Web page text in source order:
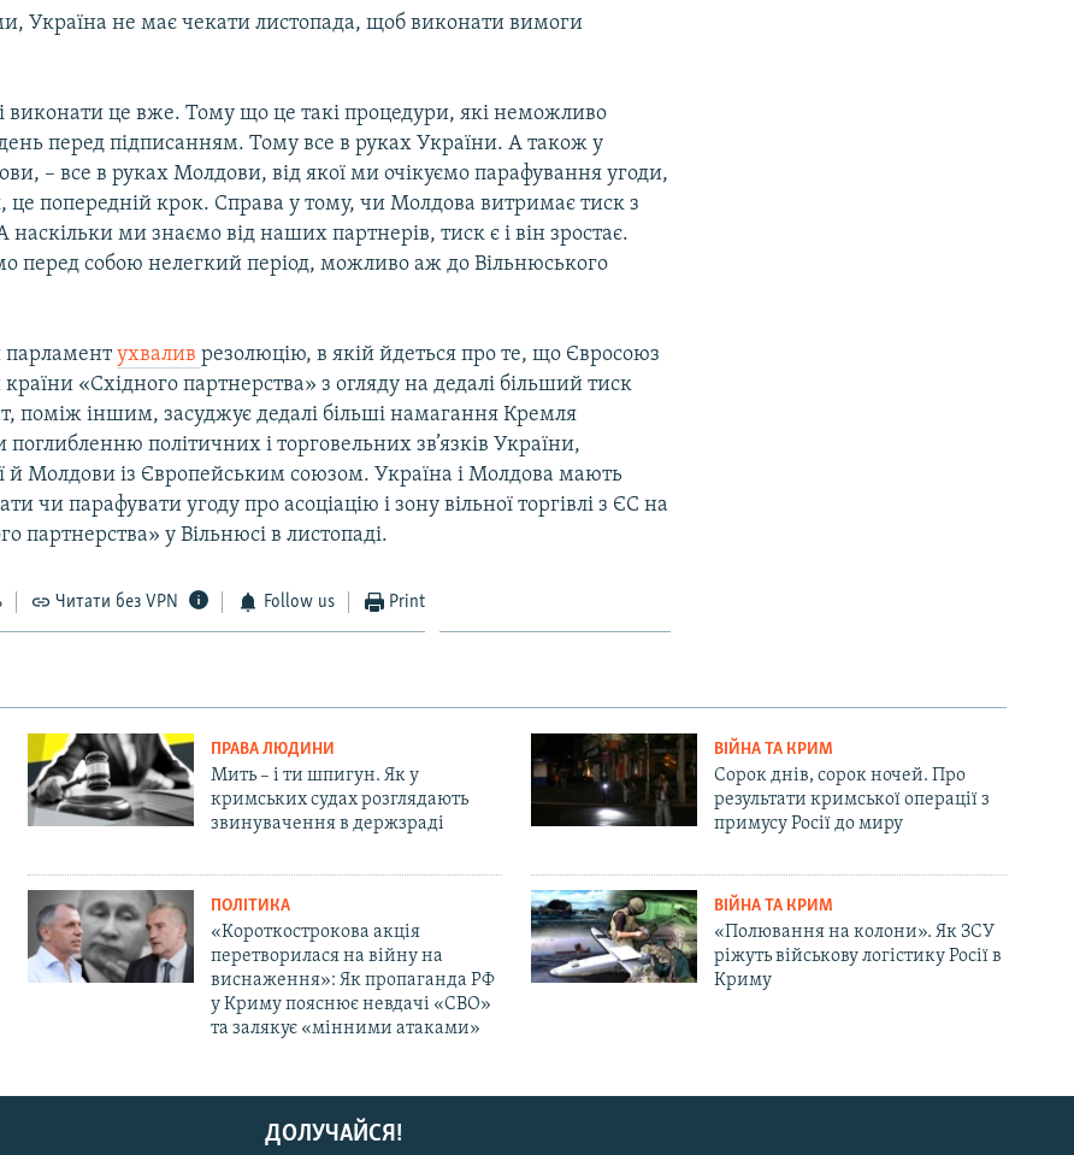
Україна не має чекати листопада, щоб виконати вимоги
виконати це вже. Тому що це такі процедури, які неможливо
перед підписанням. Тому все в руках України. А також у
– все в руках Молдови, від якої ми очікуємо парафування угоди,
це попередній крок. Справа у тому, чи Молдова витримає тиск з
ми знаємо від наших партнерів, тиск є і він зростає.
перед собою нелегкий період, можливо аж до Вільнюського
парламентухваливрезолюцію, в якій йдеться про те, що Євросоюз
«Східного партнерства» з огляду на дедалі більший тиск
поміж іншим, засуджує дедалі більші намагання Кремля
політичних і торговельних зв’язків України,
й Молдови із Європейським союзом. Україна і Молдова мають
чи парафувати угоду про асоціацію і зону вільної торгівлі з ЄС на
партнерства» у Вільнюсі в листопаді.
Читати без VPN Follow us Print
ПРАВА ЛЮДИНИ
Мить – і ти шпигун. Як у
кримських судах розглядають
звинувачення в держзраді
ВІЙНА ТА КРИМ
Сорок днів, сорок ночей. Про
результати кримської операції з
примусу Росії до миру
ПОЛІТИКА
«Короткострокова акція
перетворилася на війну на
виснаження»: Як пропаганда РФ
у Криму пояснює невдачі «СВО»
та залякує «мінними атаками»
ВІЙНА ТА КРИМ
«Полювання на колони». Як ЗСУ
ріжуть військову логістику Росії в
Криму
ДОЛУЧАЙСЯ!